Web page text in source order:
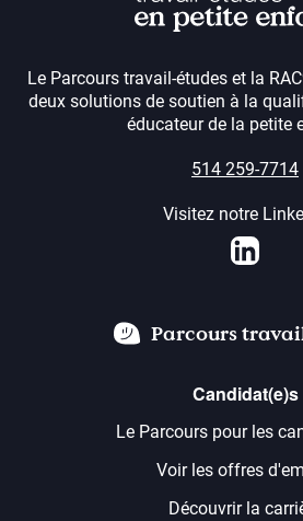
Le Parcours travail-études et la
deux solutions de soutien à la
éducateur de la petite
514 259-7714
Visitez notre
Parcours
Candidat(e)s
Le Parcours pour les
Voir les offres
Découvrir la